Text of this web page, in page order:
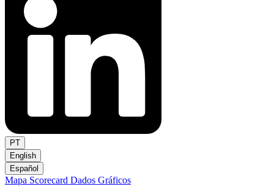
PT
English
Español
Mapa Scorecard Dados Gráficos